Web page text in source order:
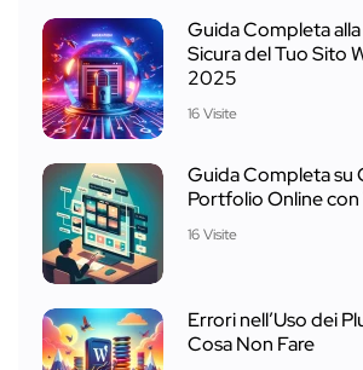
Guida Completa
Sicura del Tuo Sito
2025
16 Visite
Guida Completa su
Portfolio Online con
16 Visite
Errori nell’Uso dei
Cosa Non Fare